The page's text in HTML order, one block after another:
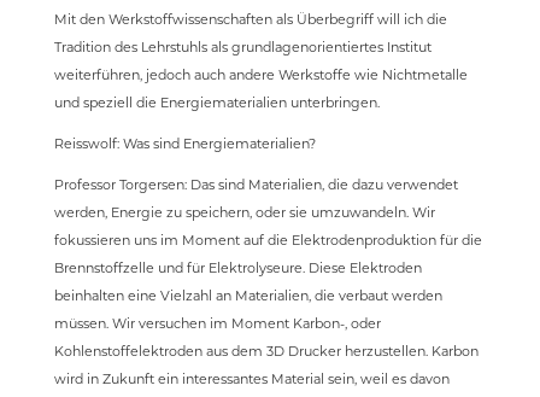
Mit den Werkstoffwissenschaften als Überbegriff will ich die
Tradition des Lehrstuhls als grundlagenorientiertes Institut
weiterführen, jedoch auch andere Werkstoffe wie Nichtmetalle
und speziell die Energiematerialien unterbringen.
Reisswolf: Was sind Energiematerialien?
Professor Torgersen: Das sind Materialien, die dazu verwendet
werden, Energie zu speichern, oder sie umzuwandeln. Wir
fokussieren uns im Moment auf die Elektrodenproduktion für die
Brennstoffzelle und für Elektrolyseure. Diese Elektroden
beinhalten eine Vielzahl an Materialien, die verbaut werden
müssen. Wir versuchen im Moment Karbon-, oder
Kohlenstoffelektroden aus dem 3D Drucker herzustellen. Karbon
wird in Zukunft ein interessantes Material sein, weil es davon